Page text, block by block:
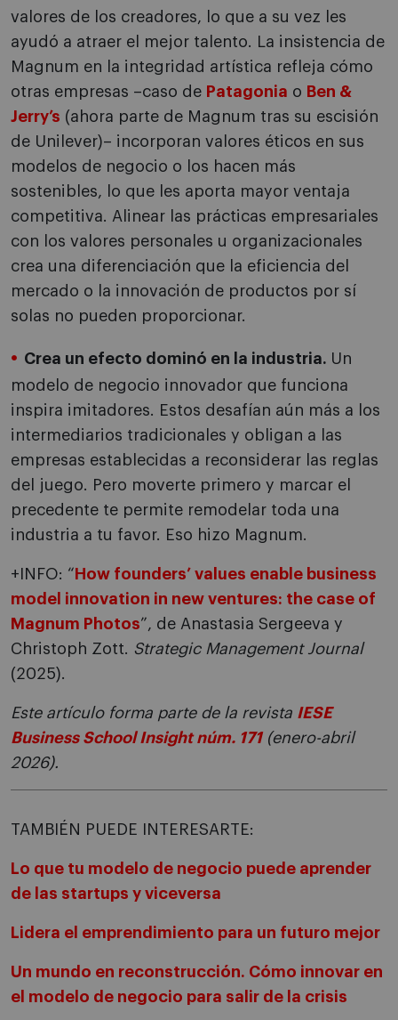
valores de los creadores, lo que a su vez les
ayudó a atraer el mejor talento. La insistencia de
Magnum en la integridad artística refleja cómo
otras empresas –caso de Patagonia o Ben &
Jerry’s (ahora parte de Magnum tras su escisión
de Unilever)– incorporan valores éticos en sus
modelos de negocio o los hacen más
sostenibles, lo que les aporta mayor ventaja
competitiva. Alinear las prácticas empresariales
con los valores personales u organizacionales
crea una diferenciación que la eficiencia del
mercado o la innovación de productos por sí
solas no pueden proporcionar.
Crea un efecto dominó en la industria. Un
modelo de negocio innovador que funciona
inspira imitadores. Estos desafían aún más a los
intermediarios tradicionales y obligan a las
empresas establecidas a reconsiderar las reglas
del juego. Pero moverte primero y marcar el
precedente te permite remodelar toda una
industria a tu favor. Eso hizo Magnum.
+INFO: “ How founders’ values enable business
model innovation in new ventures: the case of
Magnum Photos”, de Anastasia Sergeeva y
Christoph Zott. Strategic Management Journal
(2025).
Este artículo forma parte de la revista IESE
Business School Insight núm. 171(enero-abril
2026).
TAMBIÉN PUEDE INTERESARTE:
Lo que tu modelo de negocio puede aprender
de las startups y viceversa
Lidera el emprendimiento para un futuro mejor
Un mundo en reconstrucción. Cómo innovar en
el modelo de negocio para salir de la crisis